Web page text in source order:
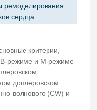
ремоделирования
сердца.
критерии,
В-режиме и М-режиме
доплеровском
волнового (CW) и